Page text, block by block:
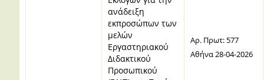
ανάδειξη
εκπροσώπων των
μελών
Εργαστηριακού
Διδακτικού
Προσωπικού
Αρ. Πρωτ: 577
Αθήνα 28-04-2026